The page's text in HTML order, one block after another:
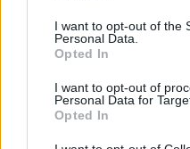
I want to opt-out of the
Personal Data.
Opted In
I want to opt-out of
Personal Data for
Opted In
Μια επιστροφή στο
δράμα για αιχμαλώτους και
σκοτεινές και πολιτικές